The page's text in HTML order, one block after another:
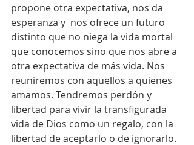
propone otra expectativa, nos da
esperanza y  nos ofrece un futuro
distinto que no niega la vida mortal
que conocemos sino que nos abre a
otra expectativa de más vida. Nos
reuniremos con aquellos a quienes
amamos. Tendremos perdón y
libertad para vivir la transfigurada
vida de Dios como un regalo, con la
libertad de aceptarlo o de ignorarlo.